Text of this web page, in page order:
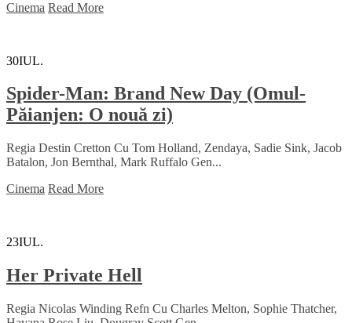
Cinema Read More
30IUL.
Spider-Man: Brand New Day (Omul-
Păianjen: O nouă zi)
Regia Destin Cretton Cu Tom Holland, Zendaya, Sadie Sink, Jacob
Batalon, Jon Bernthal, Mark Ruffalo Gen...
Cinema Read More
23IUL.
Her Private Hell
Regia Nicolas Winding Refn Cu Charles Melton, Sophie Thatcher,